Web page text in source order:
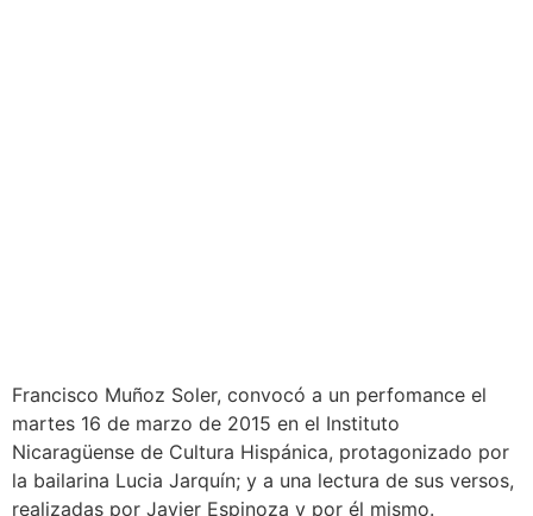
Francisco Muñoz Soler, convocó a un perfomance el
martes 16 de marzo de 2015 en el Instituto
Nicaragüense de Cultura Hispánica, protagonizado por
la bailarina Lucia Jarquín; y a una lectura de sus versos,
realizadas por Javier Espinoza y por él mismo.